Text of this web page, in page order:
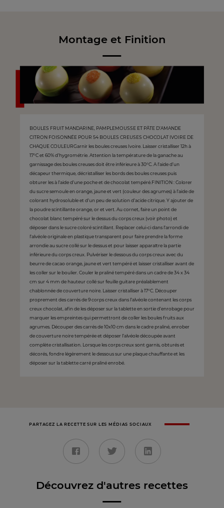
Montage et Finition
BOULES FRUIT MANDARINE, PAMPLEMOUSSE ET PÂTE D’AMANDE
CITRON FOISONNÉE POUR 54 BOULES CREUSES CHOCOLAT IVOIRE DE
CHAQUE COULEURGarnir les boules creuses Ivoire. Laisser cristalliser 12h à
17°C et 60% d’hygrométrie. Attention la température de la ganache au
garnissage des boules creuses doit être inférieure à 30°C. A l’aide d’un
décapeur thermique, décristalliser les bords des boules creuses puis
obturer les à l’aide d’une poche et de chocolat tempéré.FINITION : Colorer
du sucre semoule en orange, jaune et vert (couleur des agrumes) à l’aide de
colorant hydrosoluble et d’un peu de solution d’acide citrique. Y ajouter de
la poudre scintillante orange, or et vert. Au cornet, faire un point de
chocolat blanc tempéré sur le dessus du corps creux (voir photo) et
déposer dans le sucre coloré scintillant. Replacer celui-ci dans l’arrondi de
l’alvéole originale en plastique transparent pour faire prendre la forme
arrondie au sucre collé sur le dessus et pour laisser apparaître la partie
inférieure du corps creux. Pulvériser le dessous du corps creux avec du
beurre de cacao orange, jaune et vert tempéré et laisser cristalliser avant de
les coller sur le boulier. Couler le praliné tempéré dans un cadre de 34 x 34
cm sur 4 mm de hauteur collé sur feuille guitare préalablement
chablonnée de couverture noire. Laisser cristalliser à 17°C. Découper
proprement des carrés de 9 corps creux dans l’alvéole contenant les corps
creux chocolat, afin de les déposer sur la tablette en sortie d’enrobage pour
marquer les empreintes qui permettront de coller les boules fruits aux
agrumes. Découper des carrés de 10x10 cm dans le cadre praliné, enrober
de couverture noire tempérée et déposer l’alvéole découpée avant
complète cristallisation. Lorsque les corps creux sont garnis, obturés et
décorés, fondre légèrement le dessous sur une plaque chauffante et les
déposer sur la tablette carré praliné enrobé.
PARTAGEZ LA RECETTE SUR LES MÉDIAS SOCIAUX
Découvrez d'autres recettes